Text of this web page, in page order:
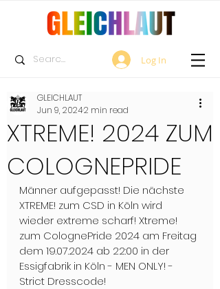
Log In
XTREME! 2024 ZUM
COLOGNEPRIDE
GLEICHLAUT
Jun 9, 20242 min read
Männer aufgepasst! Die nächste
XTREME! zum CSD in Köln wird
wieder extreme scharf! Xtreme!
zum ColognePride 2024 am Freitag
dem 19.07.2024 ab 22:00 in der
Essigfabrik in Köln - MEN ONLY! -
Strict Dresscode!